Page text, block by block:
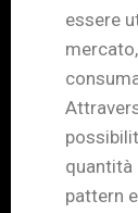
essere
pattern